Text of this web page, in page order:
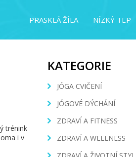
PRASKLÁ ŽÍLA NÍZKÝ TEP
trénink
i v
KATEGORIE
JÓGA CVIČENÍ
JÓGOVÉ DÝCHÁNÍ
ZDRAVÍ A FITNESS
ZDRAVÍ A WELLNESS